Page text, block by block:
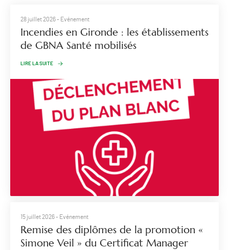
28 juillet 2026- Evénement
Incendies en Gironde : les établissements
de GBNA Santé mobilisés
LIRE LA SUITE
15 juillet 2026- Evénement
Remise des diplômes de la promotion «
Simone Veil » du Certificat Manager